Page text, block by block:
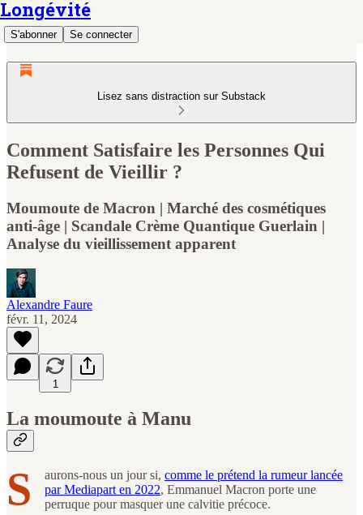
Longévité
S'abonner Se connecter
Lisez sans distraction sur Substack
Comment Satisfaire les Personnes Qui
Refusent de Vieillir ?
Moumoute de Macron | Marché des cosmétiques
anti-âge | Scandale Crème Quantique Guerlain |
Analyse du vieillissement apparent
Alexandre Faure
févr. 11, 2024
1
La moumoute à Manu
S aurons-nous un jour si, comme le prétend la rumeur lancée
par Mediapart en 2022, Emmanuel Macron porte une
perruque pour masquer une calvitie précoce.